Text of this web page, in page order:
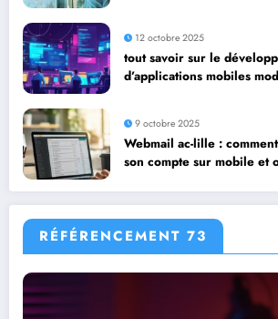
12 octobre 2025
tout savoir sur le
d’applications mobiles
9 octobre 2025
Webmail ac-lille :
son compte sur mobile et
RÉFÉRENCEMENT 73